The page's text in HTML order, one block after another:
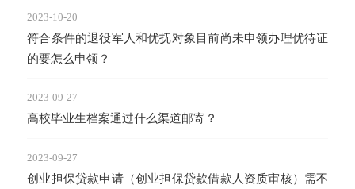
2023-10-20
符合条件的退役军人和优抚对象目前尚未申领办理优待证
的要怎么申领？
2023-09-27
高校毕业生档案通过什么渠道邮寄？
2023-09-27
创业担保贷款申请（创业担保贷款借款人资质审核）需不